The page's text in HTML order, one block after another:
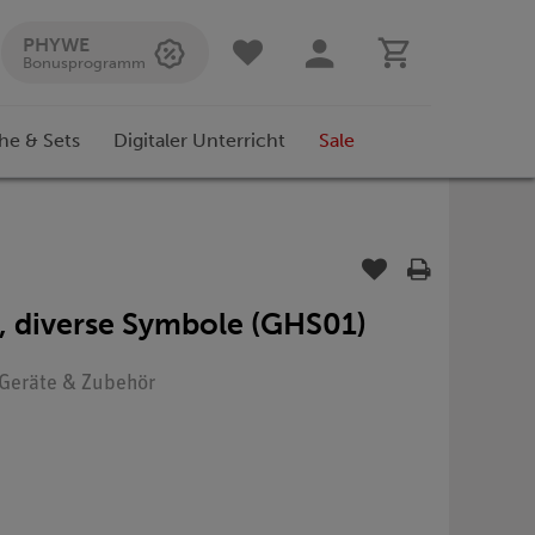
PHYWE
Bonusprogramm
& Sets Digitaler Unterricht Sale
Symbole (GHS01)
& Zubehör